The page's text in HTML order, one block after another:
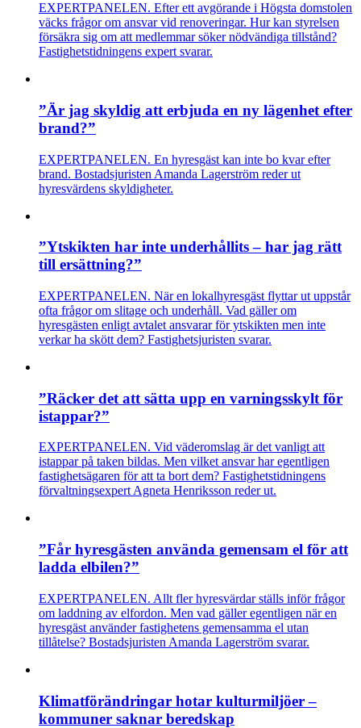
EXPERTPANELEN. Efter ett avgörande i Högsta domstolen
väcks frågor om ansvar vid renoveringar. Hur kan styrelsen
försäkra sig om att medlemmar söker nödvändiga tillstånd?
Fastighetstidningens expert svarar.
”Är jag skyldig att erbjuda en ny lägenhet efter
brand?”
EXPERTPANELEN. En hyresgäst kan inte bo kvar efter
brand. Bostadsjuristen Amanda Lagerström reder ut
hyresvärdens skyldigheter.
”Ytskikten har inte underhållits – har jag rätt
till ersättning?”
EXPERTPANELEN. När en lokalhyresgäst flyttar ut uppstår
ofta frågor om slitage och underhåll. Vad gäller om
hyresgästen enligt avtalet ansvarar för ytskikten men inte
verkar ha skött dem? Fastighetsjuristen svarar.
”Räcker det att sätta upp en varningsskylt för
istappar?”
EXPERTPANELEN. Vid väderomslag är det vanligt att
istappar på taken bildas. Men vilket ansvar har egentligen
fastighetsägaren för att ta bort dem? Fastighetstidningens
förvaltningsexpert Agneta Henriksson reder ut.
”Får hyresgästen använda gemensam el för att
ladda elbilen?”
EXPERTPANELEN. Allt fler hyresvärdar ställs inför frågor
om laddning av elfordon. Men vad gäller egentligen när en
hyresgäst använder fastighetens gemensamma el utan
tillåtelse? Bostadsjuristen Amanda Lagerström svarar.
Klimatförändringar hotar kulturmiljöer –
kommuner saknar beredskap